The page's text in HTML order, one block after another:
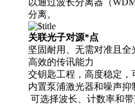
分离。
关联光子对源*点
坚固耐用、无需对准且全
高效的传讯能力
交钥匙工程，高度稳定，
内置泵浦激光器和噪声抑
可选择波长、计数率和